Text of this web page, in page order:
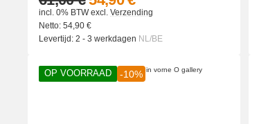
incl. 0% BTWexcl. Verzending
Netto: 54,90 €
Levertijd: 2 - 3 werkdagen NL/BE
OP VOORRAAD -10%